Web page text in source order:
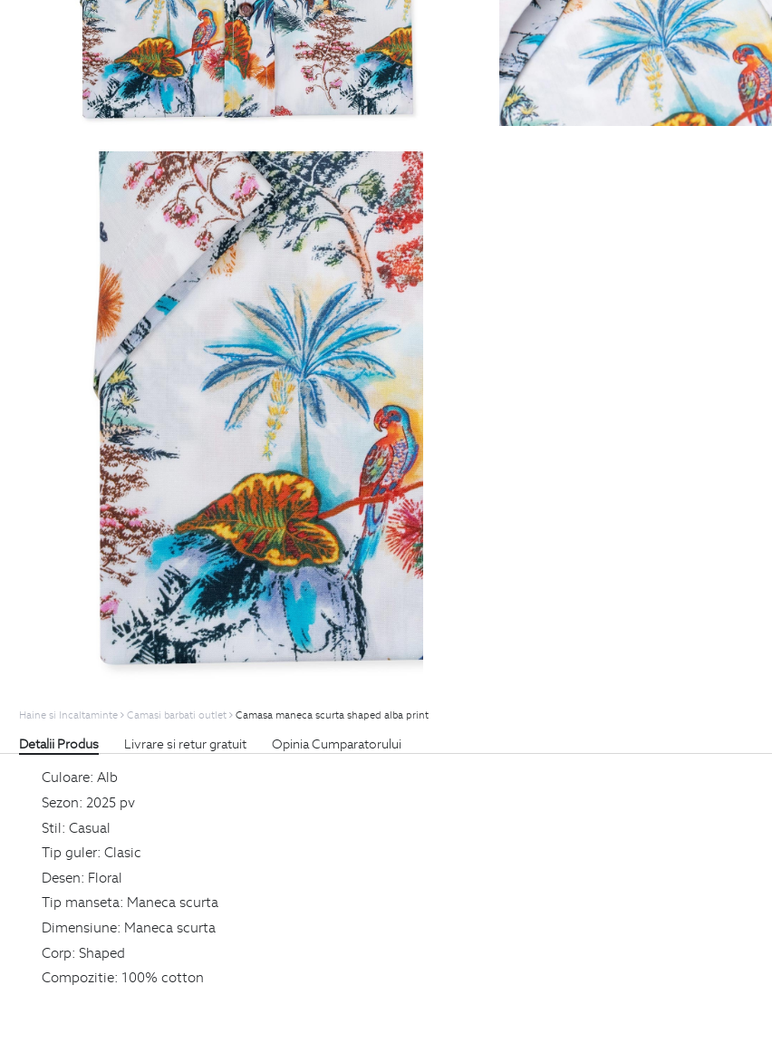
Haine si Incaltaminte Camasi barbati outlet Camasa maneca scurta shaped alba print
Detalii Produs Livrare si retur gratuit Opinia Cumparatorului
Culoare: Alb
Sezon: 2025 pv
Stil: Casual
Tip guler: Clasic
Desen: Floral
Tip manseta: Maneca scurta
Dimensiune: Maneca scurta
Corp: Shaped
Compozitie: 100% cotton